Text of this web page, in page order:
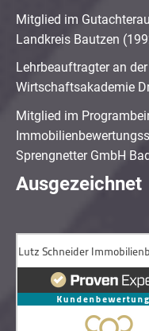
Mitglied im
Landkreis Bautzen
Lehrbeauftragter an
Wirtschaftsakademie
Mitglied im
Sprengnetter GmbH
Ausgezeichnet